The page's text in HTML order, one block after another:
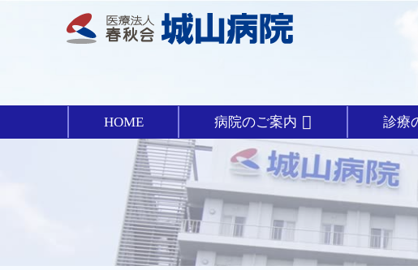
HOME 病院のご案内 診療